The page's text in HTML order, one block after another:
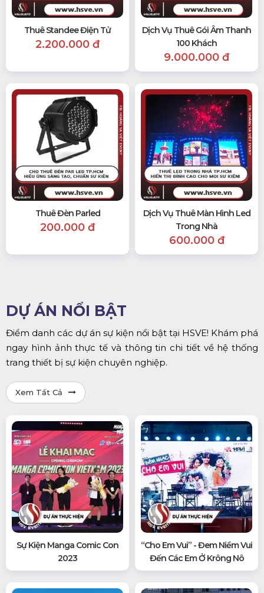
Thuê Standee Điện Tử
2.200.000 đ
Dịch Vụ Thuê Gói Âm Thanh
100 Khách
9.000.000 đ
Thuê Đèn Parled
200.000 đ
Dịch Vụ Thuê Màn Hình Led
Trong Nhà
600.000 đ
DỰ ÁN NỔI BẬT
Điểm danh các dự án sự kiện nổi bật tại HSVE! Khám phá
ngay hình ảnh thực tế và thông tin chi tiết về hệ thống
trang thiết bị sự kiện chuyên nghiệp.
Xem Tất Cả
Sự Kiện Manga Comic Con
2023
“Cho Em Vui” - Đem Niềm Vui
Đến Các Em Ở Krông Nô